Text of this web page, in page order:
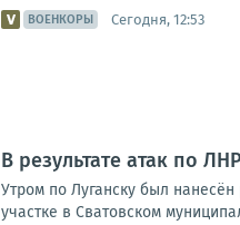
ВОЕНКОРЫ Сегодня, 12:53
В результате атак по
Утром по Луганску был
участке в Сватовском